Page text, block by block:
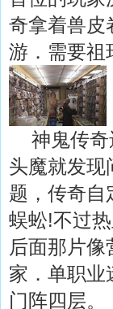
奇拿着兽皮
游．需要祖
神鬼传奇
头魔就发现
题，传奇自
蜈蚣!不过
后面那片
家．单职业
门阵四层。